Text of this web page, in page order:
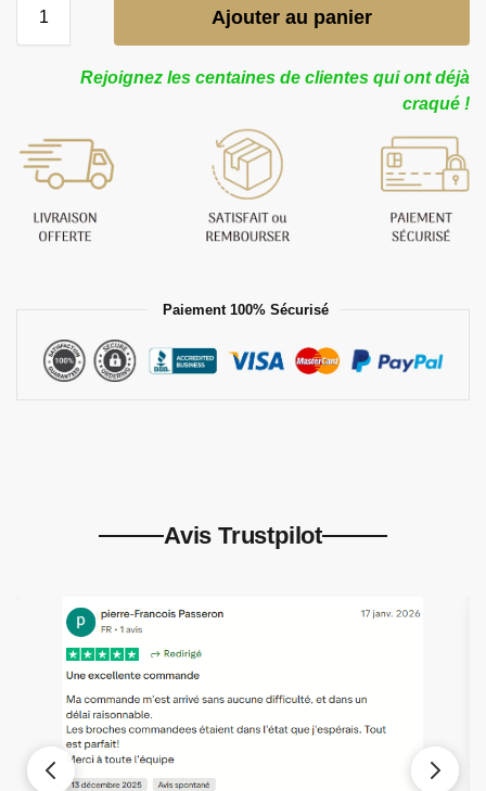
Ajouter au panier
Rejoignez les centaines de clientes qui ont déjà
craqué !
Paiement 100% Sécurisé
Avis Trustpilot